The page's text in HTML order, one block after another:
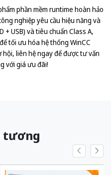
phần mềm runtime hoàn hảo
nghiệp yêu cầu hiệu năng và
+ USB) và tiêu chuẩn Class A,
tối ưu hóa hệ thống WinCC
liên hệ ngay để được tư vấn
với giá ưu đãi!
tương